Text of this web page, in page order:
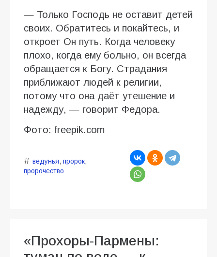
— Только Господь не оставит детей
своих. Обратитесь и покайтесь, и
откроет Он путь. Когда человеку
плохо, когда ему больно, он всегда
обращается к Богу. Страдания
приближают людей к религии,
потому что она даёт утешение и
надежду, — говорит Федора.
Фото: freepik.com
ведунья, пророк,
пророчество
«Прохоры-Пармены: